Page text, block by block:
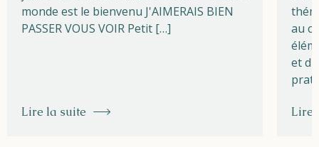
monde est le bienvenu J'AIMERAIS BIEN
PASSER VOUS VOIR Petit […]
Lire la suite
au
et
Lire